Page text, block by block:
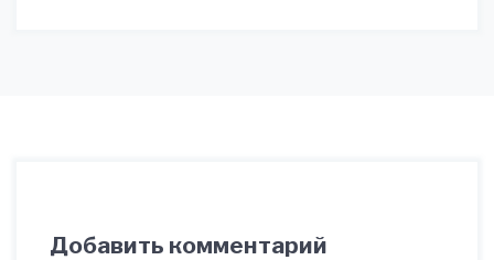
Добавить комментарий